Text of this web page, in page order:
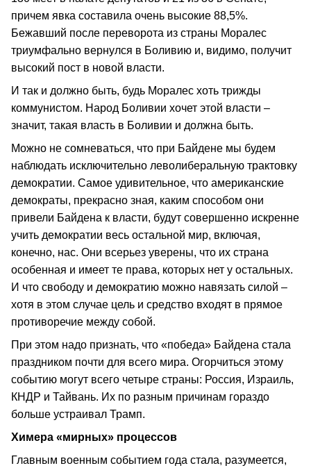
причем явка составила очень высокие 88,5%.
Бежавший после переворота из страны Моралес
триумфально вернулся в Боливию и, видимо, получит
высокий пост в новой власти.
И так и должно быть, будь Моралес хоть трижды
коммунистом. Народ Боливии хочет этой власти –
значит, такая власть в Боливии и должна быть.
Можно не сомневаться, что при Байдене мы будем
наблюдать исключительно леволиберальную трактовку
демократии. Самое удивительное, что американские
демократы, прекрасно зная, каким способом они
привели Байдена к власти, будут совершенно искренне
учить демократии весь остальной мир, включая,
конечно, нас. Они всерьез уверены, что их страна
особенная и имеет те права, которых нет у остальных.
И что свободу и демократию можно навязать силой –
хотя в этом случае цель и средство входят в прямое
противоречие между собой.
При этом надо признать, что «победа» Байдена стала
праздником почти для всего мира. Огорчиться этому
событию могут всего четыре страны: Россия, Израиль,
КНДР и Тайвань. Их по разным причинам гораздо
больше устраивал Трамп.
Химера «мирных» процессов
Главным военным событием года стала, разумеется,